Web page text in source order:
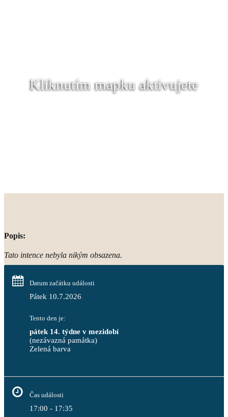
Kliknutím mapku aktivujete
Popis:
Tato intence nebyla nikým obsazena.
Datum začátku události
Pátek 10.7.2026
Tento den je:
pátek 14. týdne v mezidobí
(nezávazná památka)
Zelená barva
Čas události
17:00 - 17:35